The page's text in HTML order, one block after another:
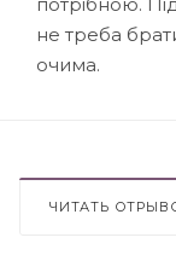
не треба
очима.
ЧИТАТЬ